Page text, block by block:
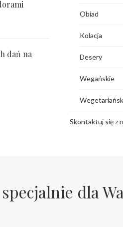
dań na
Obiad
Kolacja
Desery
Wegańskie
Skontaktuj się z
dla